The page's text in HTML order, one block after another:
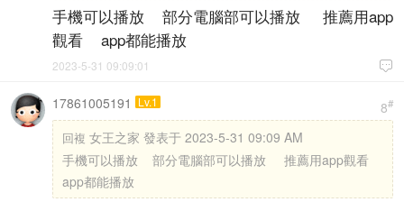
手機可以播放 部分電腦部可以播放 推薦用app
觀看 app都能播放

2023-5-31 09:09:01
8#
17861005191 Lv.1
回複 女王之家 發表于 2023-5-31 09:09 AM
手機可以播放 部分電腦部可以播放 推薦用app觀看
app都能播放